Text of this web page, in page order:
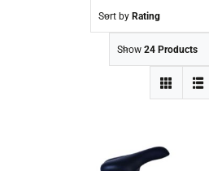
Sort by Rating
Show 24 Products